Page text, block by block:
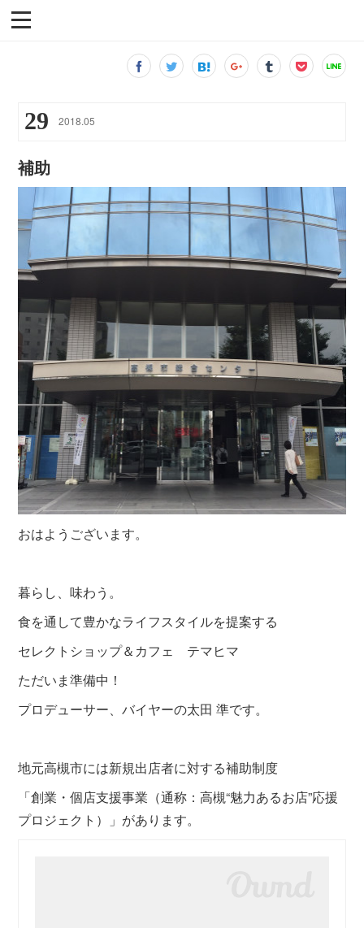
29 2018.05
補助
おはようございます。
暮らし、味わう。
食を通して豊かなライフスタイルを提案する
セレクトショップ＆カフェ テマヒマ
ただいま準備中！
プロデューサー、バイヤーの太田 準です。
地元高槻市には新規出店者に対する補助制度
「創業・個店支援事業（通称：高槻“魅力あるお店”応援
プロジェクト）」があります。